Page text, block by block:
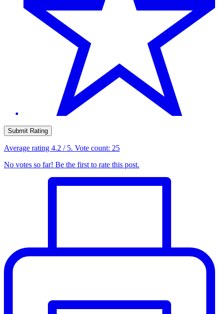
Submit Rating
Average rating 4.2 / 5. Vote count: 25
No votes so far! Be the first to rate this post.